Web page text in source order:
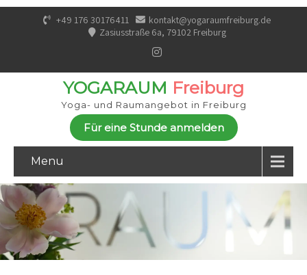
+49 176 30176411
kontakt@yogaraumfreiburg.de
Zasiusstraße 6a, 79102 Freiburg
YOGARAUM Freiburg
Yoga- und Raumangebot in Freiburg
Für eine Stunde anmelden
Menu